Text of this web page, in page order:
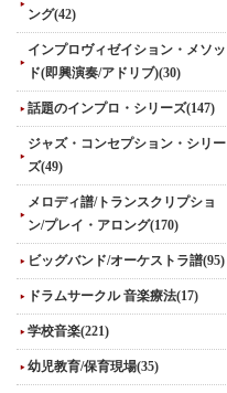
ング(42)
インプロヴィゼイション・メソッ
ド(即興演奏/アドリブ)(30)
話題のインプロ・シリーズ(147)
ジャズ・コンセプション・シリー
ズ(49)
メロディ譜/トランスクリプショ
ン/プレイ・アロング(170)
ビッグバンド/オーケストラ譜(95)
ドラムサークル 音楽療法(17)
学校音楽(221)
幼児教育/保育現場(35)